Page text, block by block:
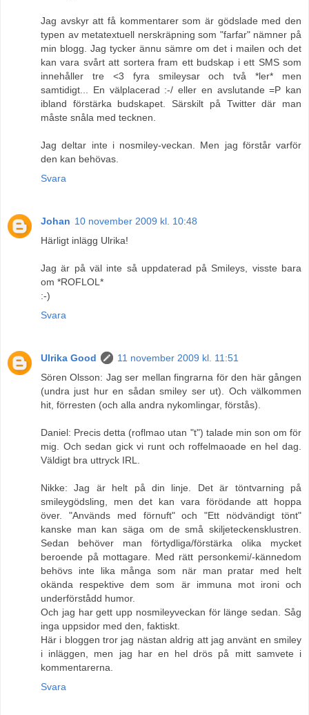
Jag avskyr att få kommentarer som är gödslade med den
typen av metatextuell nerskräpning som "farfar" nämner på
min blogg. Jag tycker ännu sämre om det i mailen och det
kan vara svårt att sortera fram ett budskap i ett SMS som
innehåller tre <3 fyra smileysar och två *ler* men
samtidigt... En välplacerad :-/ eller en avslutande =P kan
ibland förstärka budskapet. Särskilt på Twitter där man
måste snåla med tecknen.
Jag deltar inte i nosmiley-veckan. Men jag förstår varför
den kan behövas.
Svara
Johan 10 november 2009 kl. 10:48
Härligt inlägg Ulrika!
Jag är på väl inte så uppdaterad på Smileys, visste bara
om *ROFLOL*
:-)
Svara
Ulrika Good
11 november 2009 kl. 11:51
Sören Olsson: Jag ser mellan fingrarna för den här gången
(undra just hur en sådan smiley ser ut). Och välkommen
hit, förresten (och alla andra nykomlingar, förstås).
Daniel: Precis detta (roflmao utan "t") talade min son om för
mig. Och sedan gick vi runt och roffelmaoade en hel dag.
Väldigt bra uttryck IRL.
Nikke: Jag är helt på din linje. Det är töntvarning på
smileygödsling, men det kan vara förödande att hoppa
över. "Används med förnuft" och "Ett nödvändigt tönt"
kanske man kan säga om de små skiljeteckensklustren.
Sedan behöver man förtydliga/förstärka olika mycket
beroende på mottagare. Med rätt personkemi/-kännedom
behövs inte lika många som när man pratar med helt
okända respektive dem som är immuna mot ironi och
underförstådd humor.
Och jag har gett upp nosmileyveckan för länge sedan. Såg
inga uppsidor med den, faktiskt.
Här i bloggen tror jag nästan aldrig att jag använt en smiley
i inläggen, men jag har en hel drös på mitt samvete i
kommentarerna.
Svara